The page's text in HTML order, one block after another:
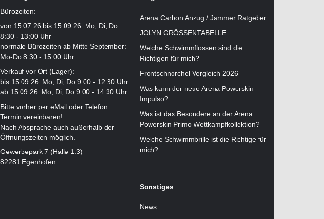
Bürozeiten:
von 15.07.26 bis 15.09.26: Mo, Di, Do
8:30 - 13:00 Uhr
normale Bürozeiten ab Mitte September:
Mo-Do 8:30 - 15:00 Uhr
Verkauf vor Ort (Lager):
bis 15.09.26: Mo, Di, Do 9:00 - 12:30 Uhr
ab 15.09.26: Mo, Di, Do 9:00 - 14:30 Uhr
Bitte vorher per eMail oder Telefon
Termin vereinbaren!
Nach Absprache auch außerhalb der
Öffnungszeiten möglich.
Gewerbepark 7 (Halle 1.3)
82281 Egenhofen
Arena Carbon Anzug / Jammer Ratgeber
JOLYN GRÖSSENTABELLE
Welche Schwimmflossen sind die
Richtigen für mich?
Frontschnorchel Vergleich 2026
Was kann der neue Arena Powerskin
Impulso?
Was ist das Besondere an der Arena
Powerskin Primo Wettkampfkollektion?
Welche Schwimmbrille ist die Richtige für
mich?
Sonstiges
News